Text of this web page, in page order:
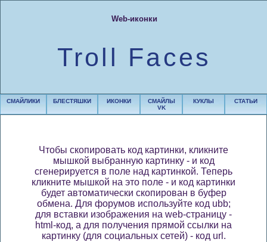
Web-иконки
Troll Faces
СМАЙЛИКИ БЛЕСТЯШКИ ИКОНКИ
СМАЙЛЫ
VK
КУКЛЫ СТАТЬИ
Чтобы скопировать код картинки, кликните
мышкой выбранную картинку - и код
сгенерируется в поле над картинкой. Теперь
кликните мышкой на это поле - и код картинки
будет автоматически скопирован в буфер
обмена. Для форумов используйте код ubb;
для вставки изображения на web-страницу -
html-код, а для получения прямой ссылки на
картинку (для социальных сетей) - код url.